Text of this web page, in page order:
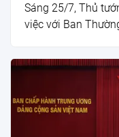
Sáng 25/7, Thủ
việc với Ban